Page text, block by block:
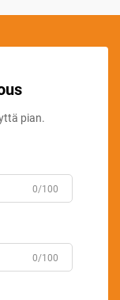
pian.
0/100
0/100